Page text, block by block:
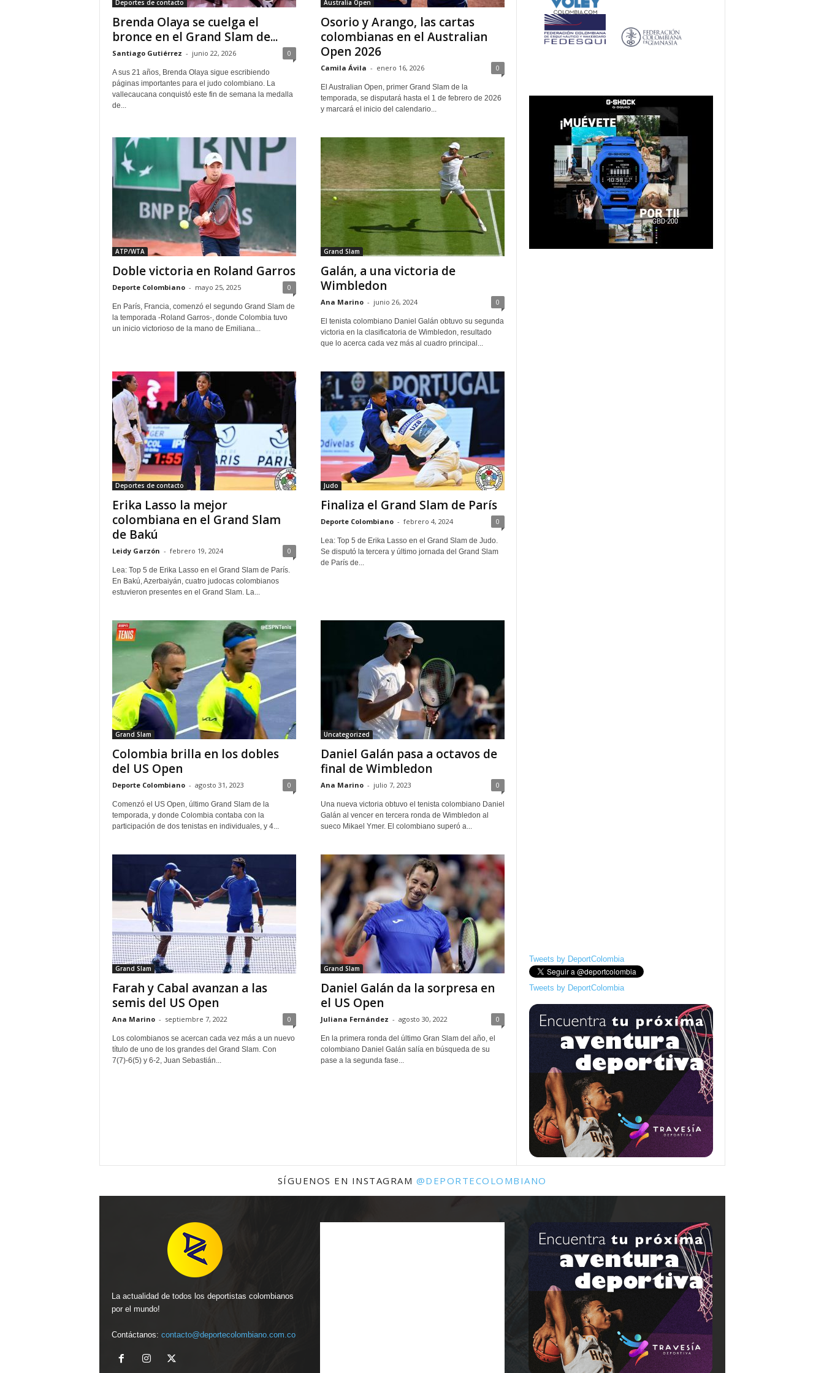
Deportes de contacto
Brenda Olaya se cuelga el
bronce en el Grand Slam de...
Santiago Gutiérrez - junio 22, 2026 0
A sus 21 años, Brenda Olaya sigue escribiendo
páginas importantes para el judo colombiano. La
vallecaucana conquistó este fin de semana la medalla
de...
Australia Open
Osorio y Arango, las cartas
colombianas en el Australian
Open 2026
Camila Ávila - enero 16, 2026 0
El Australian Open, primer Grand Slam de la
temporada, se disputará hasta el 1 de febrero de 2026
y marcará el inicio del calendario...
ATP/WTA
Doble victoria en Roland Garros
Deporte Colombiano - mayo 25, 2025 0
En París, Francia, comenzó el segundo Grand Slam de
la temporada -Roland Garros-, donde Colombia tuvo
un inicio victorioso de la mano de Emiliana...
Grand Slam
Galán, a una victoria de
Wimbledon
Ana Marino - junio 26, 2024 0
El tenista colombiano Daniel Galán obtuvo su segunda
victoria en la clasificatoria de Wimbledon, resultado
que lo acerca cada vez más al cuadro principal...
Deportes de contacto
Erika Lasso la mejor
colombiana en el Grand Slam
de Bakú
Leidy Garzón - febrero 19, 2024 0
Lea: Top 5 de Erika Lasso en el Grand Slam de París.
En Bakú, Azerbaiyán, cuatro judocas colombianos
estuvieron presentes en el Grand Slam. La...
Judo
Finaliza el Grand Slam de París
Deporte Colombiano - febrero 4, 2024 0
Lea: Top 5 de Erika Lasso en el Grand Slam de Judo.
Se disputó la tercera y último jornada del Grand Slam
de París de...
Grand Slam
Colombia brilla en los dobles
del US Open
Deporte Colombiano - agosto 31, 2023 0
Comenzó el US Open, último Grand Slam de la
temporada, y donde Colombia contaba con la
participación de dos tenistas en individuales, y 4...
Uncategorized
Daniel Galán pasa a octavos de
final de Wimbledon
Ana Marino - julio 7, 2023 0
Una nueva victoria obtuvo el tenista colombiano Daniel
Galán al vencer en tercera ronda de Wimbledon al
sueco Mikael Ymer. El colombiano superó a...
Grand Slam
Farah y Cabal avanzan a las
semis del US Open
Ana Marino - septiembre 7, 2022 0
Los colombianos se acercan cada vez más a un nuevo
título de uno de los grandes del Grand Slam. Con
7(7)-6(5) y 6-2, Juan Sebastián...
Grand Slam
Daniel Galán da la sorpresa en
el US Open
Juliana Fernández - agosto 30, 2022 0
En la primera ronda del último Gran Slam del año, el
colombiano Daniel Galán salía en búsqueda de su
pase a la segunda fase...
Tweets by DeportColombia
Tweets by DeportColombia
SÍGUENOS EN INSTAGRAM @DEPORTECOLOMBIANO
La actualidad de todos los deportistas colombianos
por el mundo!
Contáctanos: contacto@deportecolombiano.com.co